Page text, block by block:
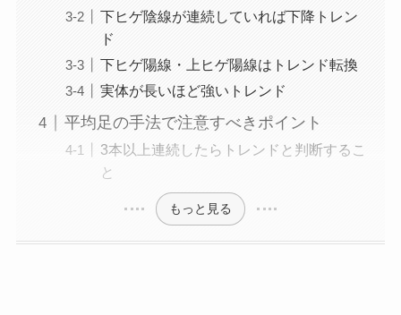
下ヒゲ陰線が連続していれば下降トレン
ド
下ヒゲ陽線・上ヒゲ陽線はトレンド転換
実体が長いほど強いトレンド
平均足の手法で注意すべきポイント
3本以上連続したらトレンドと判断するこ
と
もっと見る